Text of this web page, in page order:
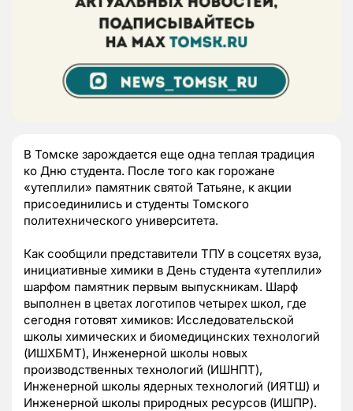
В Томске зарождается еще одна теплая традиция
ко Дню студента. После того как горожане
«утеплили» памятник святой Татьяне, к акции
присоединились и студенты Томского
политехнического университета.
Как сообщили представители ТПУ в соцсетях вуза,
инициативные химики в День студента «утеплили»
шарфом памятник первым выпускникам. Шарф
выполнен в цветах логотипов четырех школ, где
сегодня готовят химиков: Исследовательской
школы химических и биомедицинских технологий
(ИШХБМТ), Инженерной школы новых
производственных технологий (ИШНПТ),
Инженерной школы ядерных технологий (ИЯТШ) и
Инженерной школы природных ресурсов (ИШПР).